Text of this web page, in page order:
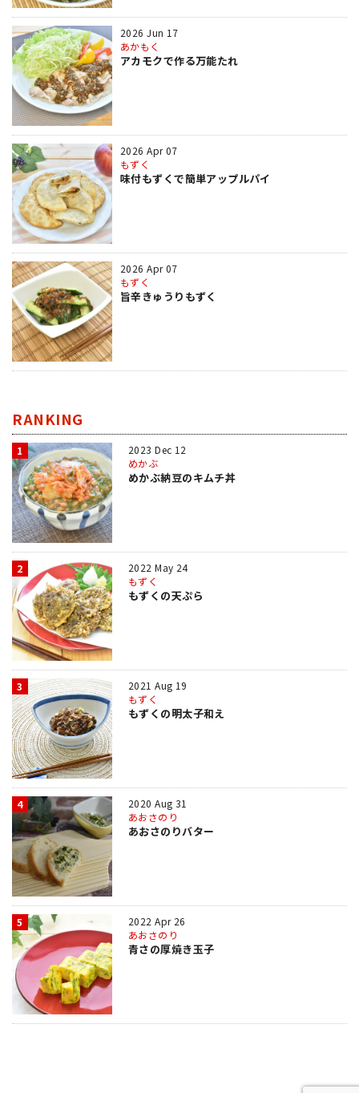
2026 Jun 17
あかもく
アカモクで作る万能たれ
2026 Apr 07
もずく
味付もずくで簡単アップルパイ
2026 Apr 07
もずく
旨辛きゅうりもずく
RANKING
1
2023 Dec 12
めかぶ
めかぶ納豆のキムチ丼
2
2022 May 24
もずく
もずくの天ぷら
3
2021 Aug 19
もずく
もずくの明太子和え
4
2020 Aug 31
あおさのり
あおさのりバター
5
2022 Apr 26
あおさのり
青さの厚焼き玉子